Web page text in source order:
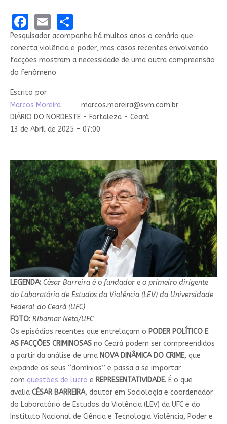
Facebook
EmailShare
Pesquisador acompanha há muitos anos o cenário que
conecta violência e poder, mas casos recentes envolvendo
facções mostram a necessidade de uma outra compreensão
do fenômeno
Escrito por
Marcos Moreira
marcos.moreira@svm.com.br
DIÁRIO DO NORDESTE - Fortaleza - Ceará
13 de Abril de 2025 - 07:00
LEGENDA: César Barreira é o fundador e o primeiro dirigente
do Laboratório de Estudos da Violência (LEV) da Universidade
Federal do Ceará (UFC)
FOTO: Ribamar Neto/UFC
Os episódios recentes que entrelaçam o PODER POLÍTICO E
AS FACÇÕES CRIMINOSASno Ceará podem ser compreendidos
a partir da análise de uma NOVA DINÂMICA DO CRIME, que
expande os seus “domínios” e passa a se importar
com questões de lucro e REPRESENTATIVIDADE. É o que
avalia CÉSAR BARREIRA, doutor em Sociologia e coordenador
do Laboratório de Estudos da Violência (LEV) da UFC e do
Instituto Nacional de Ciência e Tecnologia Violência, Poder e